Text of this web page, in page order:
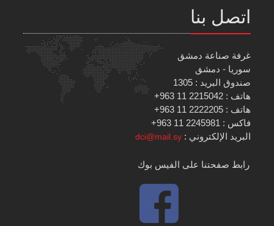
اتصل بنا
غرفة صناعة دمشق
سوريا - دمشق
صندوق البريد : 1305
هاتف : 2215042 11 963+
هاتف : 2222205 11 963+
فاكس : 2245981 11 963+
البريد الإلكتروني :dci@mail.sy
رابط صفحتنا على الفيس بوك